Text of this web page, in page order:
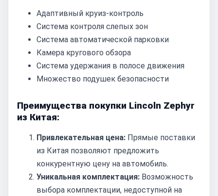
Адаптивный круиз-контроль
Система контроля слепых зон
Система автоматической парковки
Камера кругового обзора
Система удержания в полосе движения
Множество подушек безопасности
Преимущества покупки Lincoln Zephyr
из Китая:
Привлекательная цена: Прямые поставки
из Китая позволяют предложить
конкурентную цену на автомобиль.
Уникальная комплектация: Возможность
выбора комплектации, недоступной на